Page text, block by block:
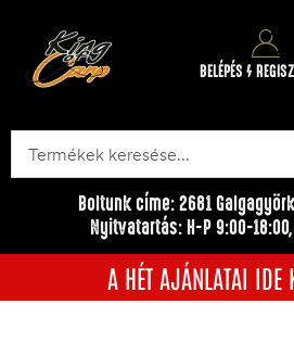
BELÉPÉS /
Boltunk címe: 2681
Nyitvatartás: H-P 9:00-
A HÉT AJÁNLATAI IDE